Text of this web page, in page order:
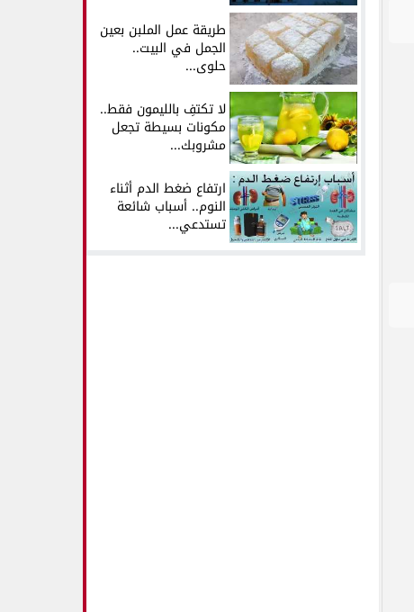
طريقة عمل الملبن بعين
الجمل في البيت..
حلوى...
لا تكتفِ بالليمون فقط..
مكونات بسيطة تجعل
مشروبك...
ارتفاع ضغط الدم أثناء
النوم.. أسباب شائعة
تستدعي...